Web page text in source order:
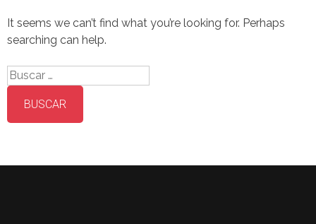
It seems we can’t find what you’re looking for. Perhaps
searching can help.
Buscar: